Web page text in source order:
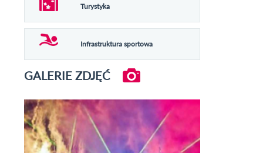
Turystyka
Infrastruktura sportowa
GALERIE ZDJĘĆ